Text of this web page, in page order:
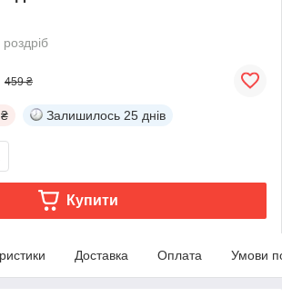
роздріб
459 ₴
Залишилось 25 днів
Купити
Доставка Оплата Умови